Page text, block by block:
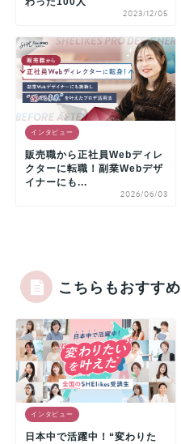
2023/12/05
インタビュー
販売職から正社員Webディレ
クターに転職！副業Webデザ
イナーにも...
2026/06/03
こちらもおすすめ
インタビュー
日本中で活躍中！“変わりた